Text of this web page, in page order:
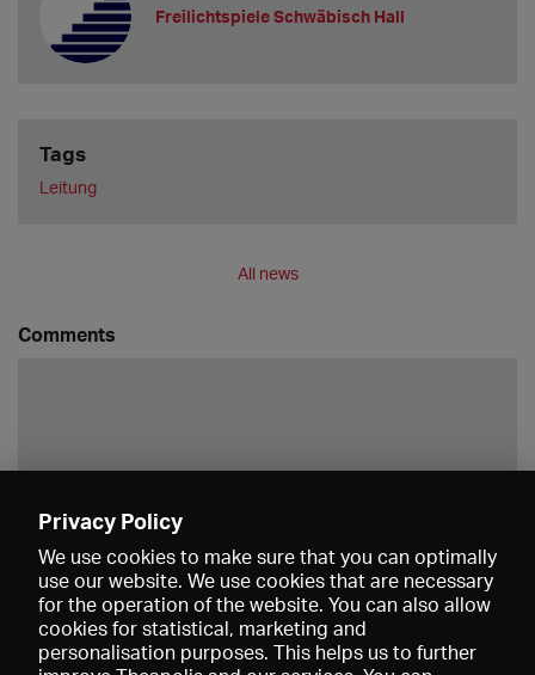
Freilichtspiele Schwäbisch Hall
Tags
Leitung
All news
Comments
Privacy Policy
We use cookies to make sure that you can optimally
use our website. We use cookies that are necessary
for the operation of the website. You can also allow
cookies for statistical, marketing and
personalisation purposes. This helps us to further